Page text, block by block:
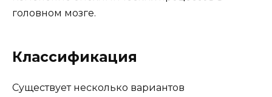
головном мозге.
Классификация
Существует несколько вариантов